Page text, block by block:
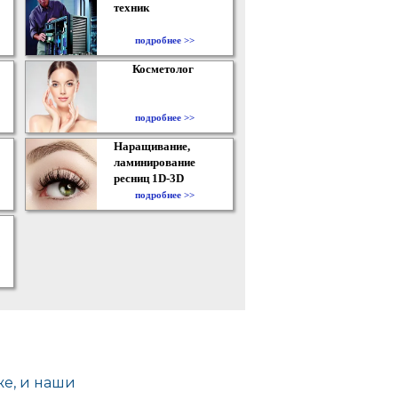
техник
подробнее >>
Косметолог
подробнее >>
Наращивание,
ламинирование
ресниц 1D-3D
подробнее >>